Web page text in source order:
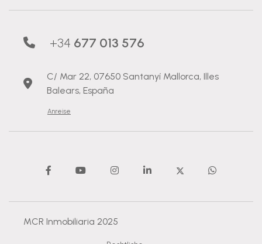
+34 677 013 576
C/ Mar 22, 07650 Santanyí Mallorca, Illes
Balears, España
Anreise
MCR Inmobiliaria 2025